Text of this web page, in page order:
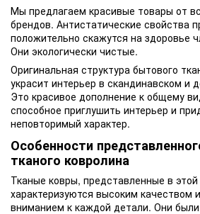
Мы предлагаем красивые товары от
брендов. Антистатические свойства
положительно скажутся на здоровье
Они экологически чистые.
Оригинальная структура бытового
украсит интерьер в скандинавском и
Это красивое дополнение к общему
способное приглушить интерьер и
неповторимый характер.
Особенности
тканого ковролина
Тканые ковры, представленные в этой
характеризуются высоким качеством
вниманием к каждой детали. Они